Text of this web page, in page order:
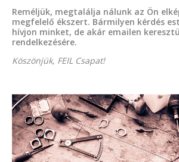
Reméljük, megtalálja nálunk az Ön
megfelelő ékszert. Bármilyen kérdés
hívjon minket, de akár emailen
rendelkezésére.
Köszönjük, FEIL Csapat!